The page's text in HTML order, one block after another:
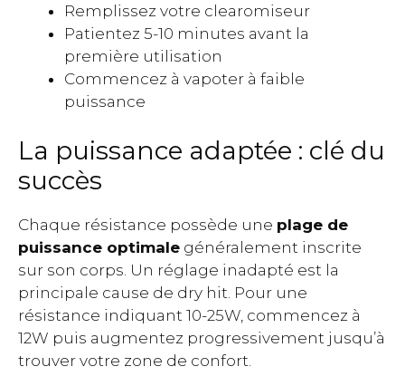
Remplissez votre clearomiseur
Patientez 5-10 minutes avant la
première utilisation
Commencez à vapoter à faible
puissance
La puissance adaptée : clé du
succès
Chaque résistance possède une plage de
puissance optimale généralement inscrite
sur son corps. Un réglage inadapté est la
principale cause de dry hit. Pour une
résistance indiquant 10-25W, commencez à
12W puis augmentez progressivement jusqu’à
trouver votre zone de confort.